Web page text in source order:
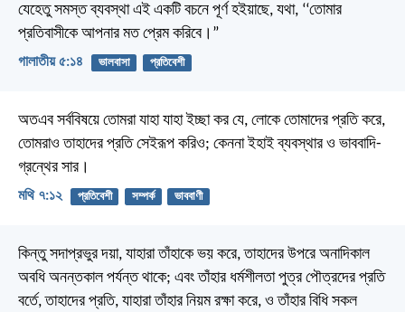
যেহেতু সমস্ত ব্যবস্থা এই একটি বচনে পূর্ণ হইয়াছে, যথা, ‘‘তোমার
প্রতিবাসীকে আপনার মত প্রেম করিবে।”
গালাতীয় ৫:১৪ ভালবাসা প্রতিবেশী
অতএব সর্ববিষয়ে তোমরা যাহা যাহা ইচ্ছা কর যে, লোকে তোমাদের প্রতি করে,
তোমরাও তাহাদের প্রতি সেইরূপ করিও; কেননা ইহাই ব্যবস্থার ও ভাববাদি-
গ্রন্থের সার।
মথি ৭:১২ প্রতিবেশী সম্পর্ক ভাববাণী
কিন্তু সদাপ্রভুর দয়া, যাহারা তাঁহাকে ভয় করে,তাহাদের উপরে অনাদিকাল
অবধি অনন্তকাল পর্যন্ত থাকে; এবং তাঁহার ধর্মশীলতা পুত্র পৌত্রদের প্রতি
বর্তে,তাহাদের প্রতি, যাহারা তাঁহার নিয়ম রক্ষা করে, ও তাঁহার বিধি সকল